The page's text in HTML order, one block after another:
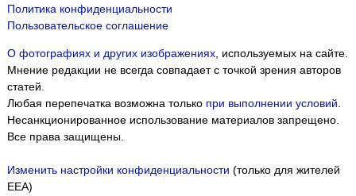
Политика конфиденциальности
Пользовательское соглашение
О фотографиях и других изображениях, используемых на сайте.
Мнение редакции не всегда совпадает с точкой зрения авторов
статей.
Любая перепечатка возможна только при выполнении условий
Несанкционированное использование материалов запрещено.
Все права защищены.
Изменить настройки конфиденциальности (только для жителей
EEA)